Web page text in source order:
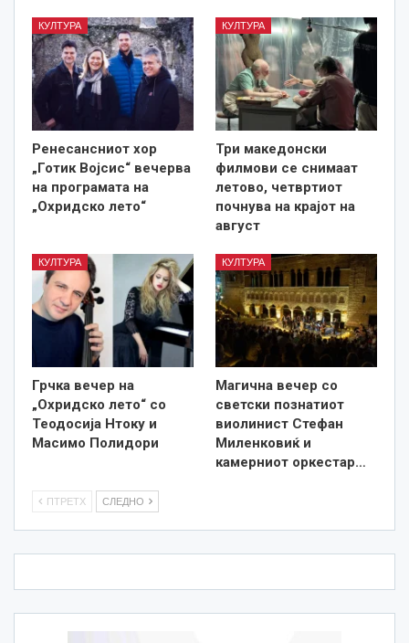
КУЛТУРА
Ренесансниот хор
„Готик Војсис“ вечерва
на програмата на
„Охридско лето“
КУЛТУРА
Три македонски
филмови се снимаат
летово, четвртиот
почнува на крајот на
август
КУЛТУРА
Грчка вечер на
„Охридско лето“ со
Теодосија Нтоку и
Масимо Полидори
КУЛТУРА
Магична вечер со
светски познатиот
виолинист Стефан
Миленковиќ и
камерниот оркестар…
ПТРЕТХ СЛЕДНО